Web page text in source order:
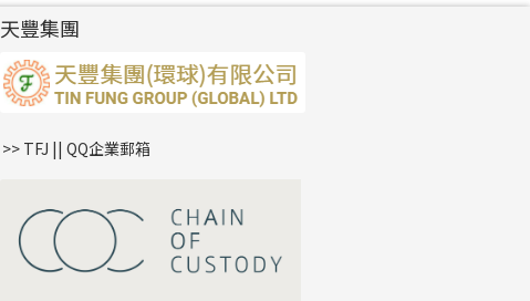
*你的名字
公司名稱
天豐集團
>> TFJ || QQ企業郵箱